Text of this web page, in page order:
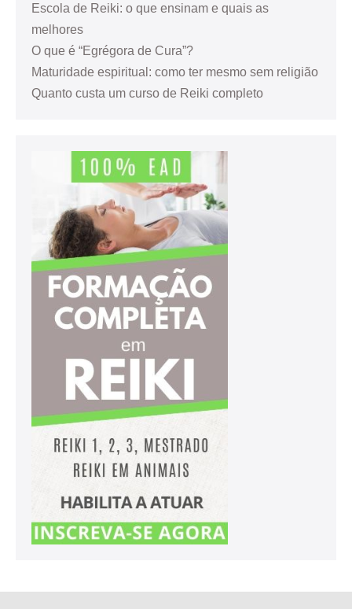
Escola de Reiki: o que ensinam e quais as
melhores
O que é “Egrégora de Cura”?
Maturidade espiritual: como ter mesmo sem religião
Quanto custa um curso de Reiki completo